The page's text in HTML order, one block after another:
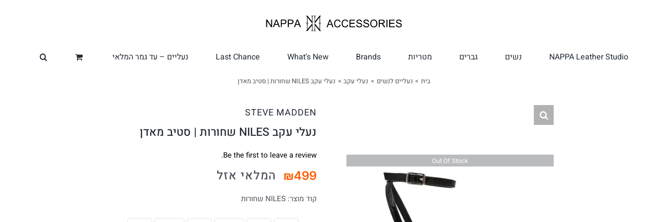
NAPPA Leather Studio נשים גברים מטריות Brands
What's New
Last Chance נעליים – עד גמר המלאי
בית נעליים לנשים נעלי עקב נעלי עקב NILES שחורות | סטיב מאדן
Out Of Stock
STEVE MADDEN
נעלי עקב NILES שחורות | סטיב מאדן
Be the first to leave a review.
₪499 המלאי אזל
קוד מוצר:NILES שחורות